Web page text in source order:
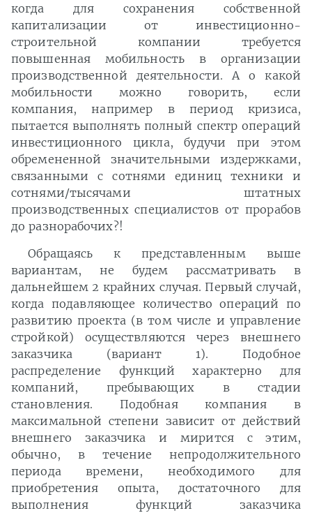
когда для сохранения собственной
капитализации от инвестиционно-
строительной компании требуется
повышенная мобильность в организации
производственной деятельности. А о какой
мобильности можно говорить, если
компания, например в период кризиса,
пытается выполнять полный спектр операций
инвестиционного цикла, будучи при этом
обремененной значительными издержками,
связанными с сотнями единиц техники и
сотнями/тысячами штатных
производственных специалистов от прорабов
до разнорабочих?!
Обращаясь к представленным выше
вариантам, не будем рассматривать в
дальнейшем 2 крайних случая. Первый случай,
когда подавляющее количество операций по
развитию проекта (в том числе и управление
стройкой) осуществляются через внешнего
заказчика (вариант 1). Подобное
распределение функций характерно для
компаний, пребывающих в стадии
становления. Подобная компания в
максимальной степени зависит от действий
внешнего заказчика и мирится с этим,
обычно, в течение непродолжительного
периода времени, необходимого для
приобретения опыта, достаточного для
выполнения функций заказчика